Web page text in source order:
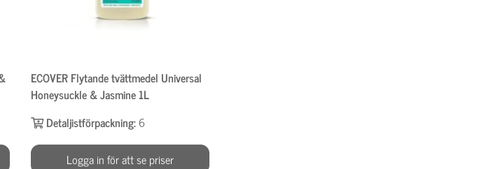
ECOVER Flytande tvättmedel Universal
Honeysuckle & Jasmine 1L
Detaljistförpackning:6
Logga in för att se priser